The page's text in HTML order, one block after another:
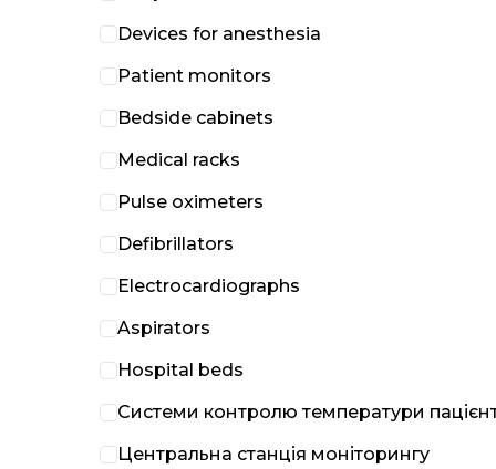
Devices for anesthesia
Patient monitors
Bedside cabinets
Medical racks
Pulse oximeters
Defibrillators
Electrocardiographs
Aspirators
Hospital beds
Системи контролю температури
Центральна станція моніторингу